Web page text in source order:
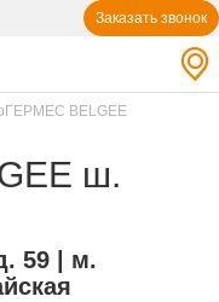
Заказать звонок
BELGEE
ш.
59 | м.